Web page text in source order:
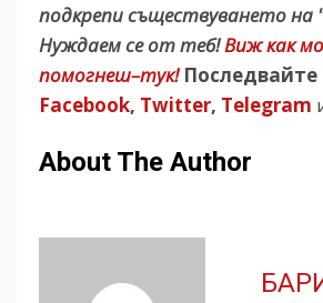
подкрепи съществуването на
Нуждаем се от теб!Виж как
помогнеш–тук! Последвайте
Facebook, Twitter, Telegram
About The Author